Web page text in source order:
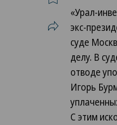
«Урал-
экс-
суде
делу. В
отводе
Игорь
С этим